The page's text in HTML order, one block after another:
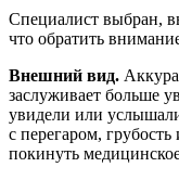
Специалист выбран,
что обратить
Внешний вид.
заслуживает больше
увидели или
с перегаром,
покинуть